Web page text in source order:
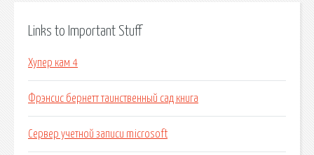
Links to Important Stuff
Хупер кам 4
Фрэнсис бернетт таинственный сад книга
Сервер учетной записи microsoft